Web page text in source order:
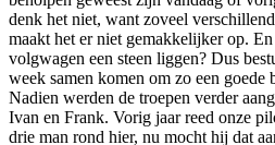
denk het niet, want zoveel
maakt het er niet gemakkelijker op.
volgwagen een steen liggen? Dus
week samen komen om zo een goede
Nadien werden de troepen verder
Ivan en Frank. Vorig jaar reed onze
drie man rond hier, nu mocht hij dat